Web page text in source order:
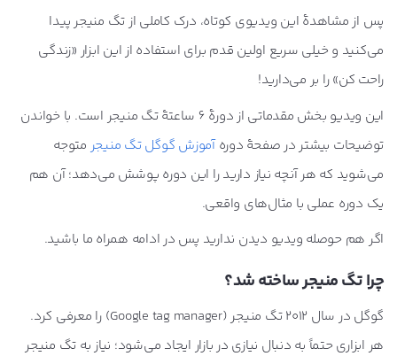
پس از مشاهدۀ این ویدیوی کوتاه، درک کاملی از تگ منیجر پیدا
می‌کنید و خیلی سریع اولین قدم برای استفاده از این ابزار «زندگی
راحت کن» را بر می‌دارید!
این ویدیو بخش مقدماتی از دورۀ 6 ساعتۀ تگ منیجر است. با خواندن
توضیحات بیشتر در صفحۀ دورهآموزش گوگل تگ منیجر متوجه
می‌شوید که هر آنچه نیاز دارید را این دوره پوشش می‌دهد؛ آن هم
یک دوره عملی با مثال‌های واقعی.
اگر هم حوصله ویدیو دیدن ندارید پس در ادامه همراه ما باشید.
چرا تگ منیجر ساخته شد؟
گوگل در سال ۲۰۱۲ تگ منیجر (Google tag manager) را معرفی کرد.
هر ابزاری حتماً به دنبال نیازی در بازار ایجاد می‌شود؛ نیاز به تگ منیجر